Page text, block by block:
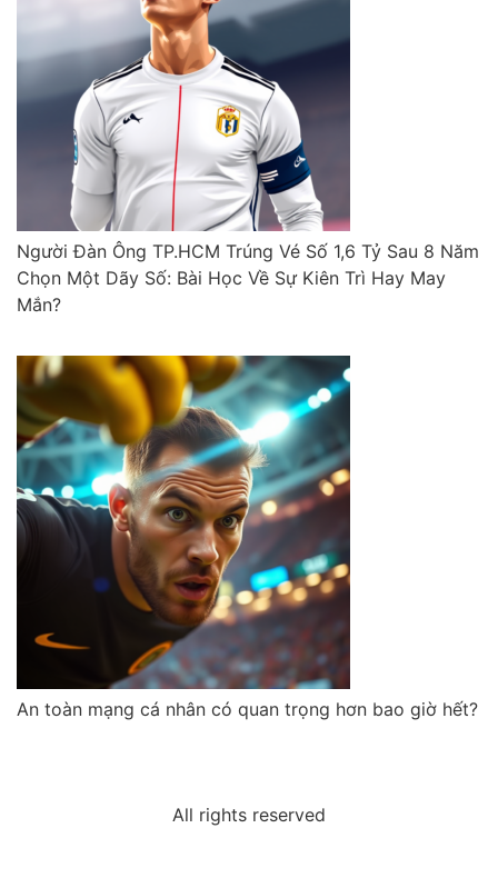
Người Đàn Ông TP.HCM Trúng Vé Số 1,6 Tỷ Sau 8 Năm
Chọn Một Dãy Số: Bài Học Về Sự Kiên Trì Hay May
Mắn?
An toàn mạng cá nhân có quan trọng hơn bao giờ hết?
All rights reserved